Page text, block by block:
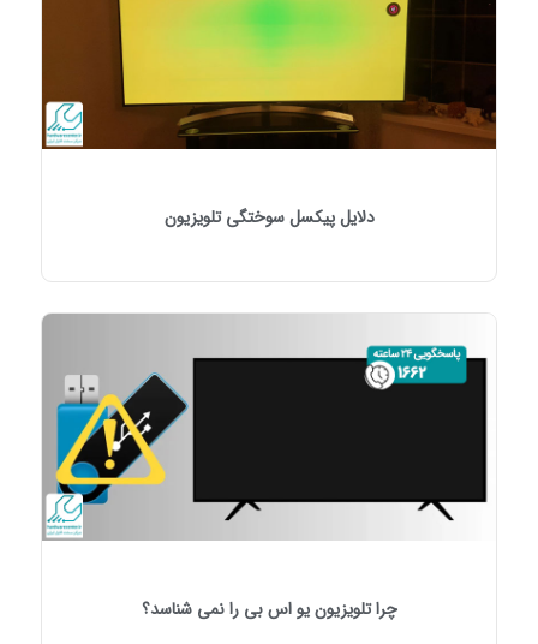
دلایل پیکسل سوختگی تلویزیون
چرا تلویزیون یو اس بی را نمی شناسد؟